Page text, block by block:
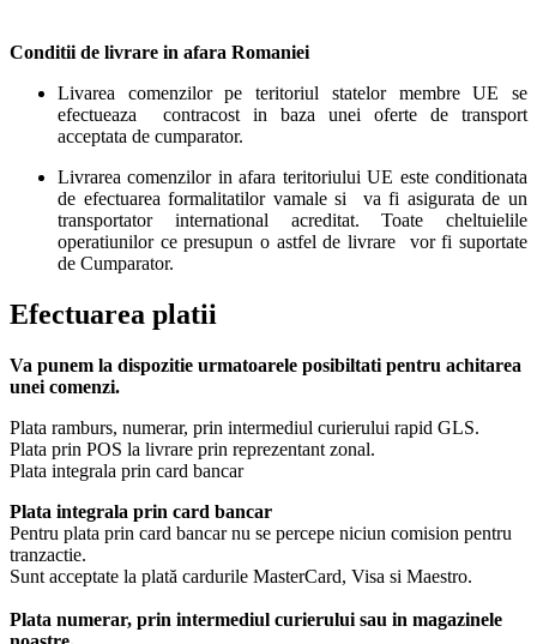
Conditii de livrare in afara Romaniei
Livarea comenzilor pe teritoriul statelor membre UE se
efectueaza contracost in baza unei oferte de transport
acceptata de cumparator.
Livrarea comenzilor in afara teritoriului UE este conditionata
de efectuarea formalitatilor vamale si va fi asigurata de un
transportator international acreditat. Toate cheltuielile
operatiunilor ce presupun o astfel de livrare vor fi suportate
de Cumparator.
Efectuarea platii
Va punem la dispozitie urmatoarele posibiltati pentru achitarea
unei comenzi.
Plata ramburs, numerar, prin intermediul curierului rapid GLS.
Plata prin POS la livrare prin reprezentant zonal.
Plata integrala prin card bancar
Plata integrala prin card bancar
Pentru plata prin card bancar nu se percepe niciun comision pentru
tranzactie.
Sunt acceptate la plată cardurile MasterCard, Visa si Maestro.
Plata numerar, prin intermediul curierului sau in magazinele